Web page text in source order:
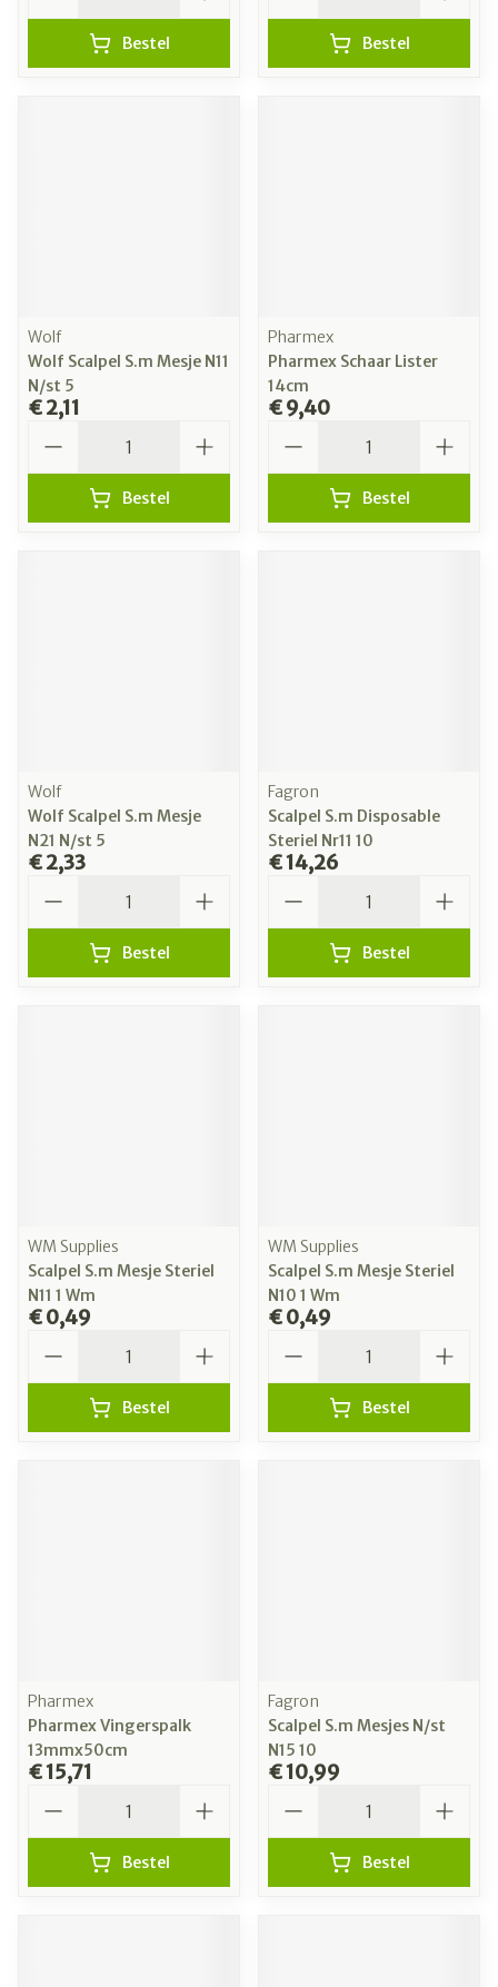
Bestel Bestel
Wolf
Wolf Scalpel S.m Mesje N11
N/st 5
€ 2,11
Bestel
Pharmex
Pharmex Schaar Lister
14cm
€ 9,40
Bestel
Wolf
Wolf Scalpel S.m Mesje
N21 N/st 5
€ 2,33
Bestel
Fagron
Scalpel S.m Disposable
Steriel Nr11 10
€ 14,26
Bestel
WM Supplies
Scalpel S.m Mesje Steriel
N11 1 Wm
€ 0,49
Bestel
WM Supplies
Scalpel S.m Mesje Steriel
N10 1 Wm
€ 0,49
Bestel
Pharmex
Pharmex Vingerspalk
13mmx50cm
€ 15,71
Bestel
Fagron
Scalpel S.m Mesjes N/st
N15 10
€ 10,99
Bestel